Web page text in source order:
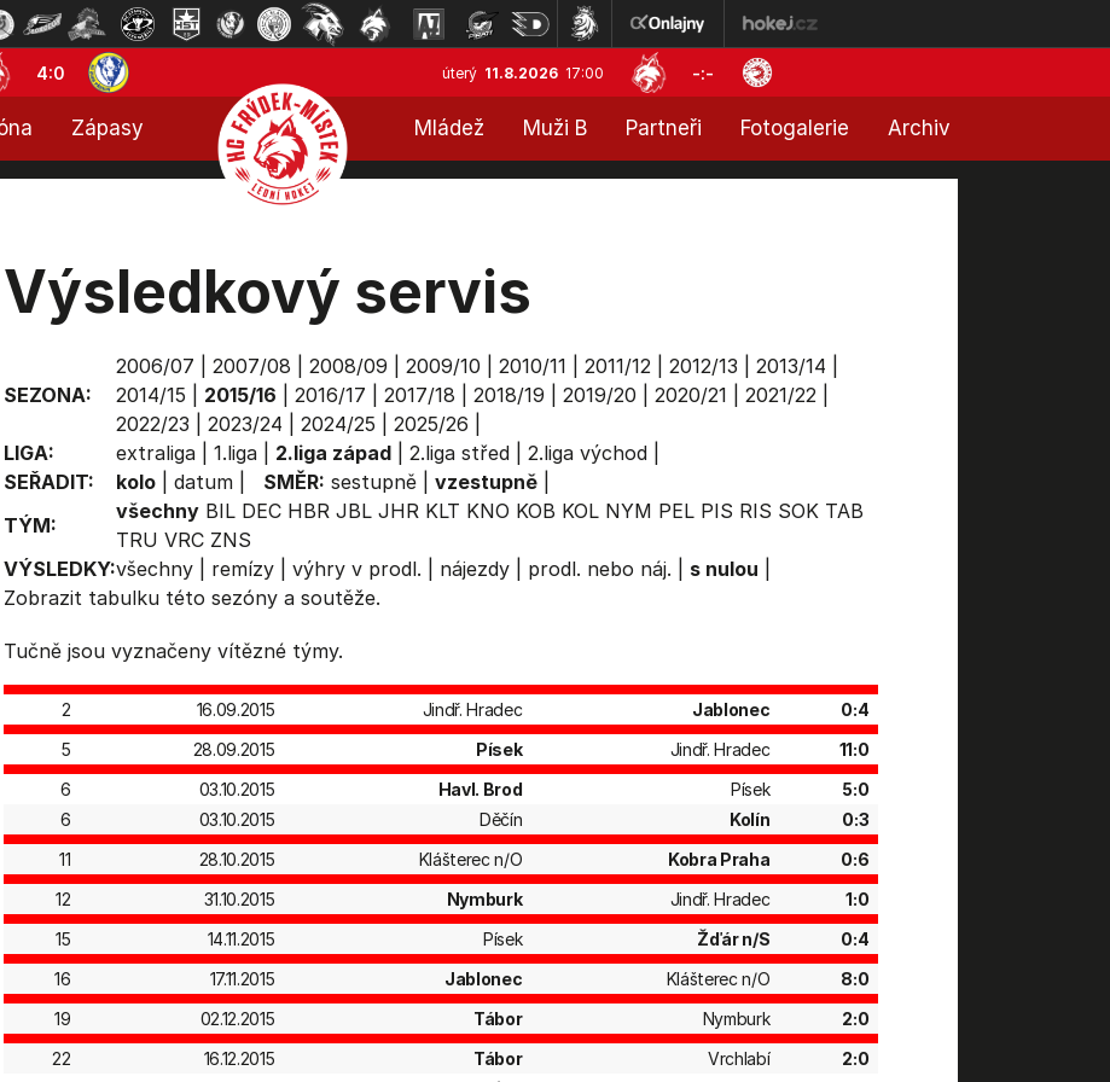
4:0 úterý 11.8.2026 17:00 -:-
Zápasy Mládež Muži B Partneři Fotogalerie Archiv
Výsledkový servis
SEZONA:
2006/07 2007/08 2008/09 2009/10 2010/11 2011/12| 2012/13 2013/14
2014/15
2015/16 2016/17 2017/18 2018/19 2019/20 2020/21 2021/22|
2022/23
2023/24 2024/25 2025/26
LIGA:
extraliga| 1.liga| 2.liga západ| 2.liga střed| 2.liga východ|
SEŘADIT:
kolo| datum| SMĚR: sestupně| vzestupně|
TÝM:
všechny BIL DEC HBR JBL JHR KLT KNO KOB KOL NYM PEL PIS RIS SOK TAB
TRU VRC ZNS
VÝSLEDKY:všechny| remízy| výhry v prodl. nájezdy| prodl. nebo náj. s nulou
Zobrazit tabulkutéto sezóny a soutěže.
Tučně jsou vyznačeny vítězné týmy.
2 16.09.2015 Jindř. Hradec Jablonec
0:4
5
28.09.2015 Písek Jindř. Hradec
11:0
6
03.10.2015 Havl. Brod Písek
5:0
6
03.10.2015 Děčín Kolín
0:3
11
28.10.2015 Klášterec n/O Kobra Praha
0:6
12
31.10.2015 Nymburk Jindř. Hradec
1:0
15
14.11.2015 Písek Žďár n/S
0:4
16
17.11.2015 Jablonec Klášterec n/O
8:0
19
02.12.2015 Tábor Nymburk
2:0
22
16.12.2015 Tábor Vrchlabí
2:0